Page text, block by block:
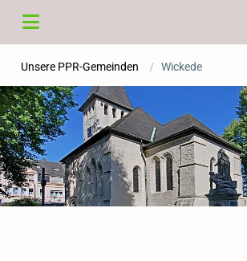
Unsere PPR-Gemeinden / Wickede